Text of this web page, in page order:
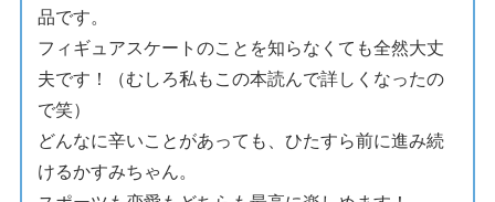
品です。
フィギュアスケートのことを知らなくても全然大丈
夫です！（むしろ私もこの本読んで詳しくなったの
で笑）
どんなに辛いことがあっても、ひたすら前に進み続
けるかすみちゃん。